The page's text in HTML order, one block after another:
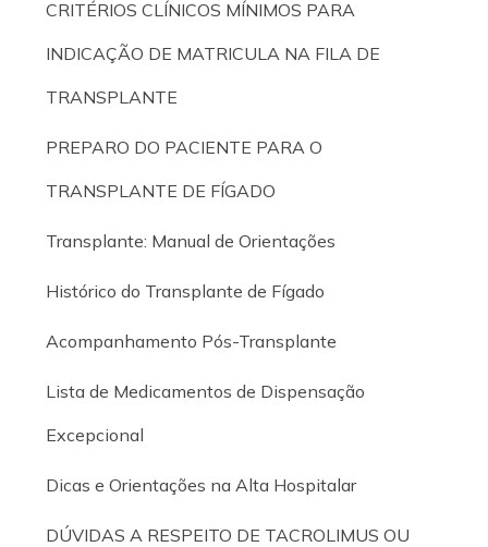
CRITÉRIOS CLÍNICOS MÍNIMOS PARA
INDICAÇÃO DE MATRICULA NA FILA DE
TRANSPLANTE
PREPARO DO PACIENTE PARA O
TRANSPLANTE DE FÍGADO
Transplante: Manual de Orientações
Histórico do Transplante de Fígado
Acompanhamento Pós-Transplante
Lista de Medicamentos de Dispensação
Excepcional
Dicas e Orientações na Alta Hospitalar
DÚVIDAS A RESPEITO DE TACROLIMUS OU